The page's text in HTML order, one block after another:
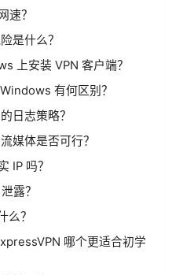
速？
是什么？
上安装 VPN 客户端？
有何区别？
日志策略？
媒体是否可行？
IP 吗？
露？
么？
哪个更适合初学